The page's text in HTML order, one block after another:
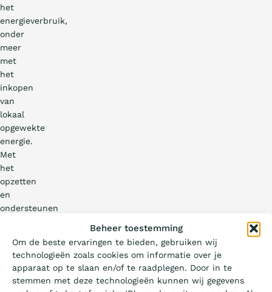
Beheer toestemming
Om de beste ervaringen te bieden, gebruiken wij
technologieën zoals cookies om informatie over je
apparaat op te slaan en/of te raadplegen. Door in te
stemmen met deze technologieën kunnen wij gegevens
het
energieverbruik,
onder
meer
met
het
inkopen
van
lokaal
opgewekte
energie.
Met
het
opzetten
en
ondersteunen
Wat is de Ladder?
Certificeren